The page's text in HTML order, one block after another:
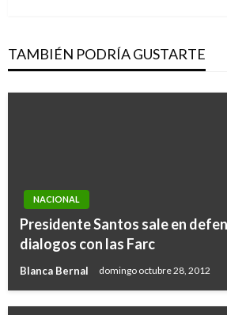
TAMBIÉN PODRÍA GUSTARTE
NACIONAL
Presidente Santos sale en
dialogos con las Farc
Blanca Bernal domingo octubre 28, 2012